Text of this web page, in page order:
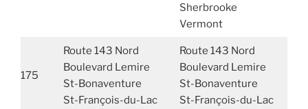
Sherbrooke
Vermont
175
Route 143 Nord
Boulevard Lemire
St-Bonaventure
St-François-du-Lac
Route 143 Nord
Boulevard Lemire
St-Bonaventure
St-François-du-Lac